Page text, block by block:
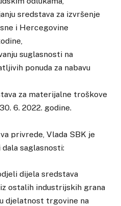
sredstava za izvršenje
i Hercegovine
suglasnosti na
ponuda za nabavu
za materijalne troškove
6. 2022. godine.
privrede, Vlada SBK je
saglasnosti:
dijela sredstava
ostalih industrijskih grana
djelatnost trgovine na